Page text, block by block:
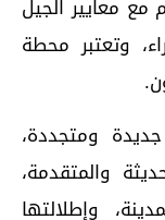
مع معايير الجيل
وتعتبر محطة
ومتجددة،
والمتقدمة،
وإطلالتها